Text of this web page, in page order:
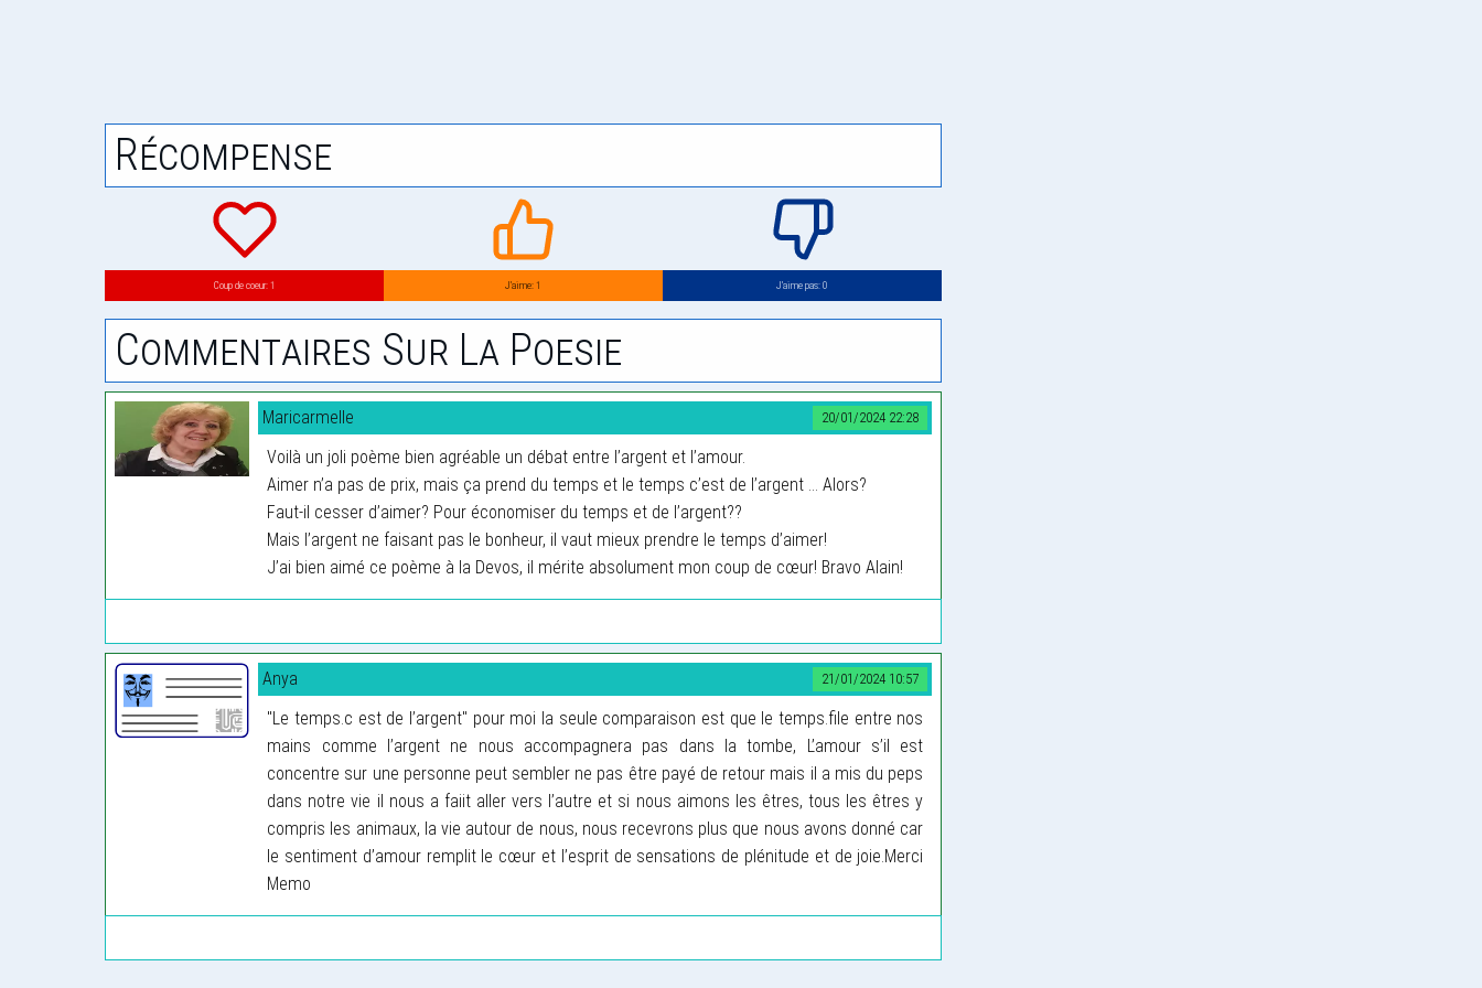
Récompense
Coup de coeur: 1 J’aime: 1 J’aime pas: 0
Commentaires Sur La Poesie
20/01/2024 22:28
Maricarmelle
Voilà un joli poème bien agréable un débat entre l’argent et l’amour.
Aimer n’a pas de prix, mais ça prend du temps et le temps c’est de l’argent … Alors?
Faut-il cesser d’aimer? Pour économiser du temps et de l’argent??
Mais l’argent ne faisant pas le bonheur, il vaut mieux prendre le temps d’aimer!
J’ai bien aimé ce poème à la Devos, il mérite absolument mon coup de cœur! Bravo Alain!
21/01/2024 10:57
Anya
"Le temps.c est de l’argent" pour moi la seule comparaison est que le temps.file entre nos
mains comme l’argent ne nous accompagnera pas dans la tombe, L’amour s’il est
concentre sur une personne peut sembler ne pas être payé de retour mais il a mis du peps
dans notre vie il nous a faiit aller vers l’autre et si nous aimons les êtres, tous les êtres y
compris les animaux, la vie autour de nous, nous recevrons plus que nous avons donné car
le sentiment d’amour remplit le cœur et l’esprit de sensations de plénitude et de joie.Merci
Memo